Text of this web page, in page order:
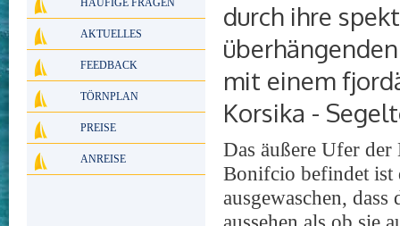
durch ihre
mit einem
Korsika -
Das äußere Ufer
Bonifcio befindet ist
ausgewaschen, dass
HÄUFIGE FRAGEN
AKTUELLES
FEEDBACK
TÖRNPLAN
PREISE
ANREISE